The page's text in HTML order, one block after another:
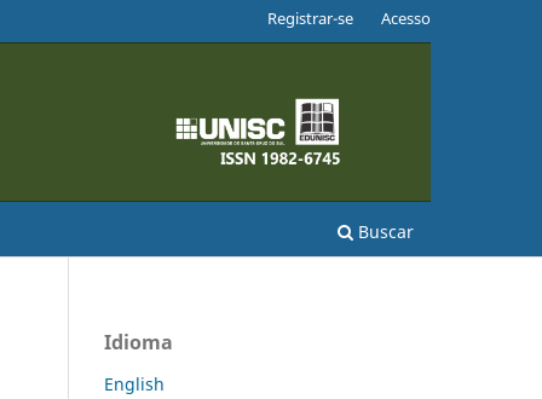
Buscar
Registrar-se Acesso
Idioma
English